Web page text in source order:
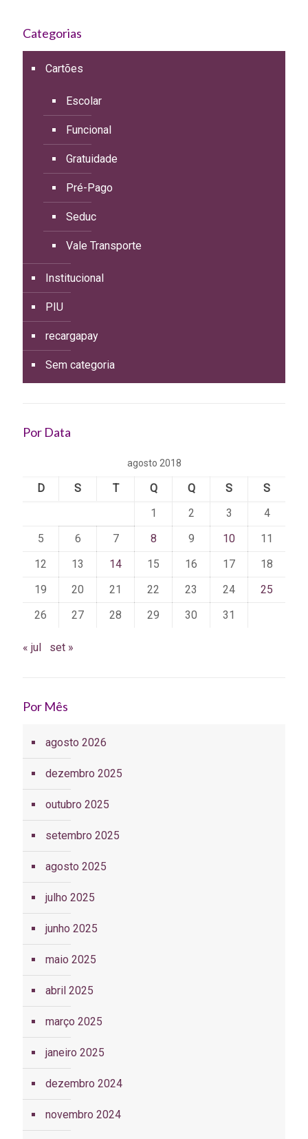
Categorias
Cartões
Escolar
Funcional
Gratuidade
Pré-Pago
Seduc
Vale Transporte
Institucional
PIU
recargapay
Sem categoria
Por Data
agosto 2018
D S T Q Q S
S
1
2 3
4
5
6 7 8 9 10
11
12
13 14 15 16 17
18
19
20 21 22 23 24
25
26
27 28 29 30 31
« jul set »
Por Mês
agosto 2026
dezembro 2025
outubro 2025
setembro 2025
agosto 2025
julho 2025
junho 2025
maio 2025
abril 2025
março 2025
janeiro 2025
dezembro 2024
novembro 2024